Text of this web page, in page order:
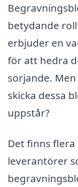
betydande
erbjuder en
för att hedra
sörjande.
skicka dessa
uppstår?
Det finns
leverantörer